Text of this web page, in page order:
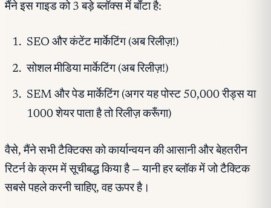
मैंने इस गाइड को 3 बड़े ब्लॉक्स में बाँटा है:
SEO और कंटेंट मार्केटिंग (अब रिलीज़!)
सोशल मीडिया मार्केटिंग (अब रिलीज़!)
SEM और पेड मार्केटिंग (अगर यह पोस्ट 50,000 रीड्स या
1000 शेयर पाता है तो रिलीज़ करूँगा)
वैसे, मैंने सभी टैक्टिक्स को कार्यान्वयन की आसानी और बेहतरीन
रिटर्न के क्रम में सूचीबद्ध किया है — यानी हर ब्लॉक में जो टैक्टिक
सबसे पहले करनी चाहिए, वह ऊपर है।